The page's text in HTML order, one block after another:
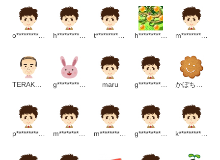
o***********************m h*****************m t*********************m h******************p m*******************m
TERAKATSU g********************m maru g*********************m かぼちゃあああ
p******************m m************************m m*********************m g*************************m k*****************************p